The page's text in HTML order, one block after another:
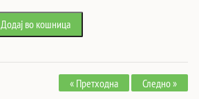
Додај во кошница
« Претходна Следно »